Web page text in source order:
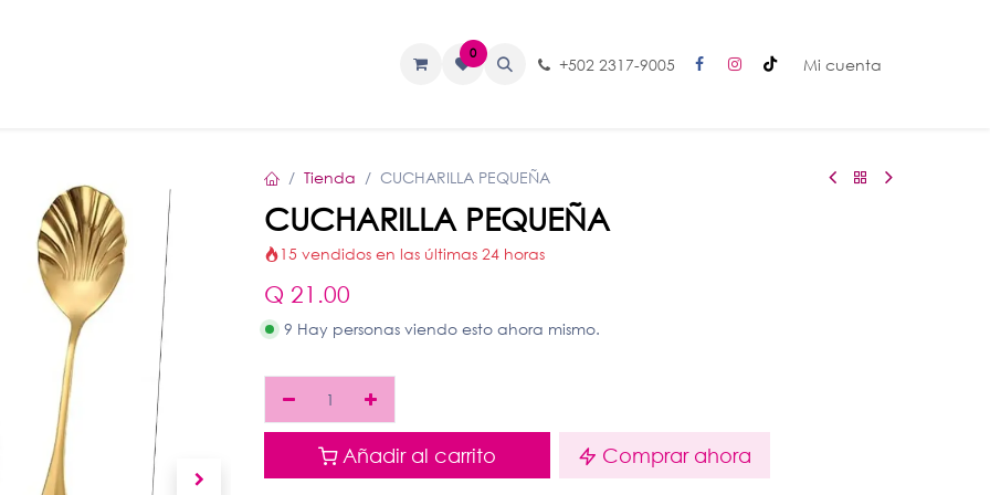
0
+502 2317-9005 Mi cuenta
Tienda CUCHARILLA PEQUEÑA
CUCHARILLA PEQUEÑA
15 vendidos en las últimas 24 horas
Q 21.00
9 Hay personas viendo esto ahora mismo.
Añadir al carrito Comprar ahora